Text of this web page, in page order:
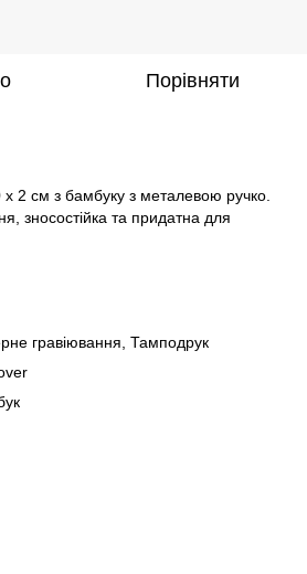
Порівняти
2 см з бамбуку з металевою ручко.
зносостійка та придатна для
гравіювання, Тамподрук